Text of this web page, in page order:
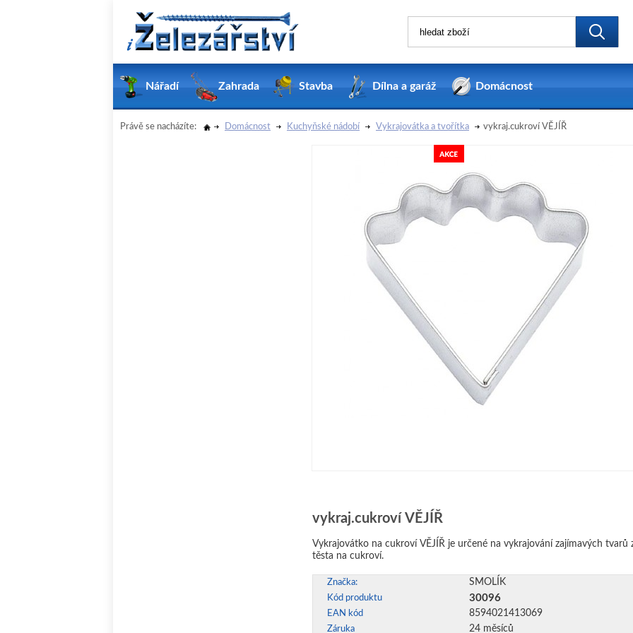
Nářadí Zahrada Stavba Dílna a garáž Domácnost
Právě se nacházíte: Domácnost Kuchyňské nádobí Vykrajovátka a tvořítka vykraj.cukroví VĚJÍŘ
vykraj.cukroví VĚJÍŘ
Vykrajovátko na cukroví VĚJÍŘ je určené na vykrajování zajímavých tvarů
těsta na cukroví.
Značka: SMOLÍK
Kód produktu 30096
EAN kód 8594021413069
Záruka 24 měsíců